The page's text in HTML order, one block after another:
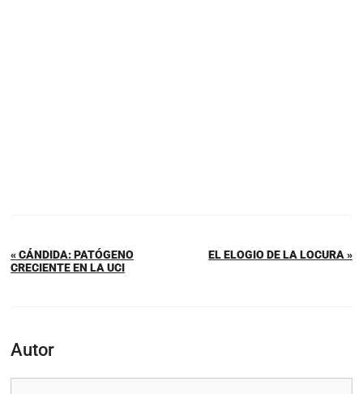
« CÁNDIDA: PATÓGENO
CRECIENTE EN LA UCI
EL ELOGIO DE LA LOCURA »
Autor